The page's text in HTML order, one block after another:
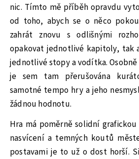
nic. Tímto mě příběh opravdu
od toho, abych se o něco
zahrát znovu s odlišnými
opakovat jednotlivé kapitoly, tak
jednotlivé stopy a vodítka.
je sem tam přerušována
samotné tempo hry a jeho
žádnou hodnotu.
Hra má poměrně solidní
nasvícení a temných koutů
postavami je to už o dost horší.